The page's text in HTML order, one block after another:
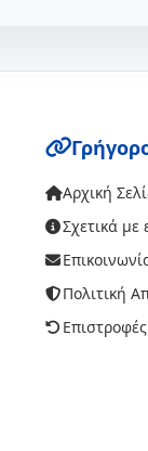
Αρχική
Σχετικά με
Πολιτική